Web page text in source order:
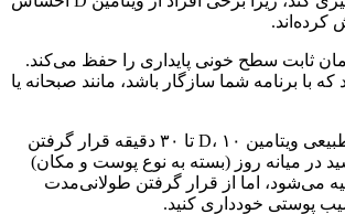
ثابت سطح خونی پایداری را حفظ می‌کند.
که با برنامه شما سازگار باشد، مانند صبحانه یا
همچنین برای تولید طبیعی ویتامین D، ۱۰ تا ۳۰ دقیقه قرار گرفتن
در میانه روز (بسته به نوع پوست و مکان)
می‌شود، اما از قرار گرفتن طولانی‌مدت
پوستی خودداری کنید.